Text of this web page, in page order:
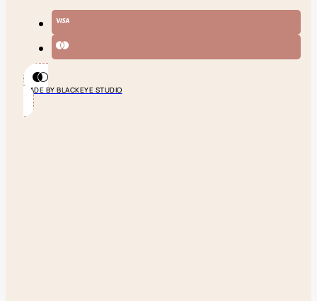
MADE BY BLACKEYE STUDIO